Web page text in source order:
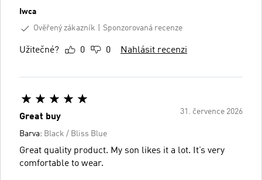
Iwca
Ověřený zákazník
Sponzorovaná recenze
Užitečné? 0 0 Nahlásit recenzi
31. července 2026
Great buy
Barva: Black / Bliss Blue
Great quality product. My son likes it a lot. It’s very
comfortable to wear.